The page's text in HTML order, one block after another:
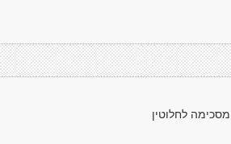
מסכימה לחלוטין